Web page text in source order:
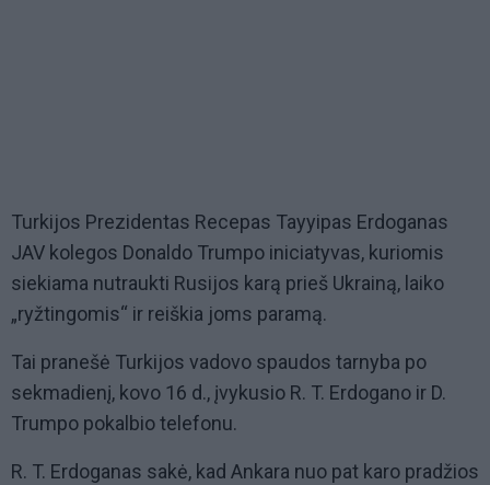
Turkijos Prezidentas Recepas Tayyipas Erdoganas
JAV kolegos Donaldo Trumpo iniciatyvas, kuriomis
siekiama nutraukti Rusijos karą prieš Ukrainą, laiko
„ryžtingomis“ ir reiškia joms paramą.
Tai pranešė Turkijos vadovo spaudos tarnyba po
sekmadienį, kovo 16 d., įvykusio R. T. Erdogano ir D.
Trumpo pokalbio telefonu.
R. T. Erdoganas sakė, kad Ankara nuo pat karo pradžios